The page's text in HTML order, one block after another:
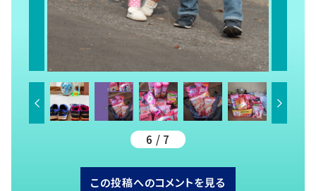
6 / 7
この投稿へのコメントを見る